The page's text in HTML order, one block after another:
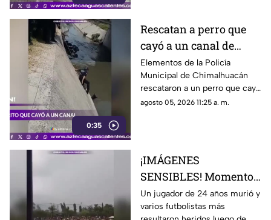
0:35
Rescatan a perro que
cayó a un canal de
aguas negras en
Chimalhuacán
Elementos de la Policía
Municipal de Chimalhuacán
rescataron a un perro que cayó
a un canal de aguas negras,
agosto 05, 2026 11:25 a. m.
¡IMÁGENES
SENSIBLES! Momento
en el que rayo cae
durante partido de
Un jugador de 24 años murió y
varios futbolistas más